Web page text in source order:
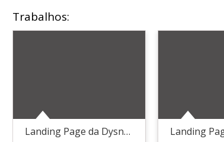
Trabalhos:
Landing Page da Dysney+ Landing